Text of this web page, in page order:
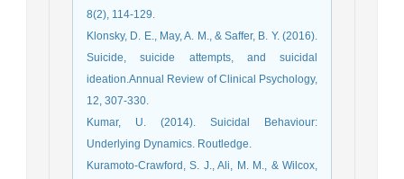
8(2), 114-129.
Klonsky, D. E., May, A. M., & Saffer, B. Y. (2016).
Suicide, suicide attempts, and suicidal
ideation.Annual Review of Clinical Psychology,
12, 307-330.
Kumar, U. (2014). Suicidal Behaviour:
Underlying Dynamics. Routledge.
Kuramoto-Crawford, S. J., Ali, M. M., & Wilcox,